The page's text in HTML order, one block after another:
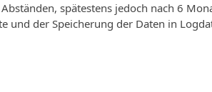
spätestens jedoch nach 6
und der Speicherung der Daten in